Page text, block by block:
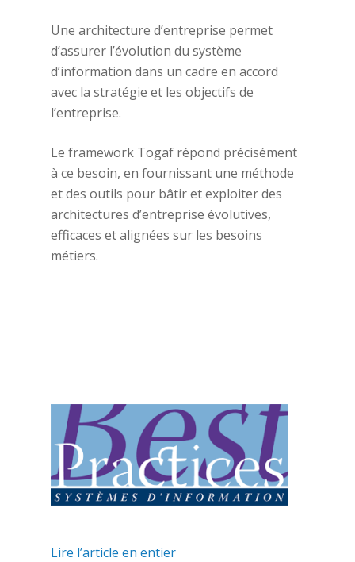
Une architecture d’entreprise permet
d’assurer l’évolution du système
d’information dans un cadre en accord
avec la stratégie et les objectifs de
l’entreprise.
Le framework Togaf répond précisément
à ce besoin, en fournissant une méthode
et des outils pour bâtir et exploiter des
architectures d’entreprise évolutives,
efficaces et alignées sur les besoins
métiers.
Lire l’article en entier